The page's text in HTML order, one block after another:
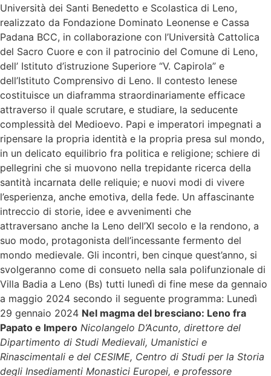
Università dei Santi Benedetto e Scolastica di Leno,
realizzato da Fondazione Dominato Leonense e Cassa
Padana BCC, in collaborazione con l’Università Cattolica
del Sacro Cuore e con il patrocinio del Comune di Leno,
dell’ Istituto d’istruzione Superiore “V. Capirola” e
dell’Istituto Comprensivo di Leno. Il contesto lenese
costituisce un diaframma straordinariamente efficace
attraverso il quale scrutare, e studiare, la seducente
complessità del Medioevo. Papi e imperatori impegnati a
ripensare la propria identità e la propria presa sul mondo,
in un delicato equilibrio fra politica e religione; schiere di
pellegrini che si muovono nella trepidante ricerca della
santità incarnata delle reliquie; e nuovi modi di vivere
l’esperienza, anche emotiva, della fede. Un affascinante
intreccio di storie, idee e avvenimenti che
attraversano anche la Leno dell’XI secolo e la rendono, a
suo modo, protagonista dell’incessante fermento del
mondo medievale. Gli incontri, ben cinque quest’anno, si
svolgeranno come di consueto nella sala polifunzionale di
Villa Badia a Leno (Bs) tutti lunedì di fine mese da gennaio
a maggio 2024 secondo il seguente programma: Lunedì
29 gennaio 2024 Nel magma del bresciano: Leno fra
Papato e Impero Nicolangelo D’Acunto, direttore del
Dipartimento di Studi Medievali, Umanistici e
Rinascimentali e del CESIME, Centro di Studi per la Storia
degli Insediamenti Monastici Europei, e professore